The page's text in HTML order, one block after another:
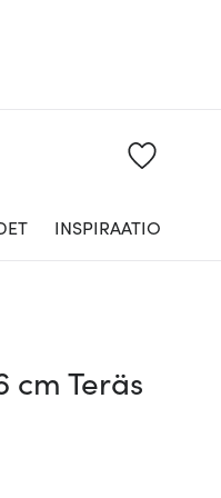
INSPIRAATIO
cm Teräs